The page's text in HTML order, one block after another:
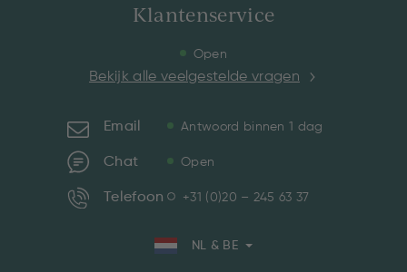
Klantenservice
Open
Bekijk alle veelgestelde vragen
Email Antwoord binnen 1 dag
Chat Open
Telefoon +31 (0)20 – 245 63 37
NL & BE